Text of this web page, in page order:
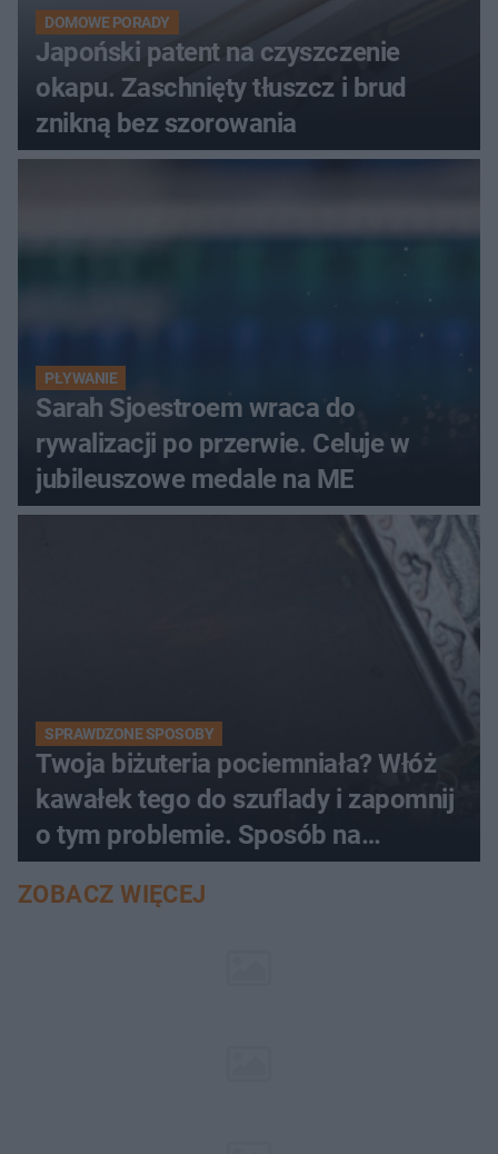
DOMOWE PORADY
Japoński patent na czyszczenie
okapu. Zaschnięty tłuszcz i brud
znikną bez szorowania
PŁYWANIE
Sarah Sjoestroem wraca do
rywalizacji po przerwie. Celuje w
jubileuszowe medale na ME
SPRAWDZONE SPOSOBY
Twoja biżuteria pociemniała? Włóż
kawałek tego do szuflady i zapomnij
o tym problemie. Sposób na
pociemniałą biżuterię
ZOBACZ WIĘCEJ